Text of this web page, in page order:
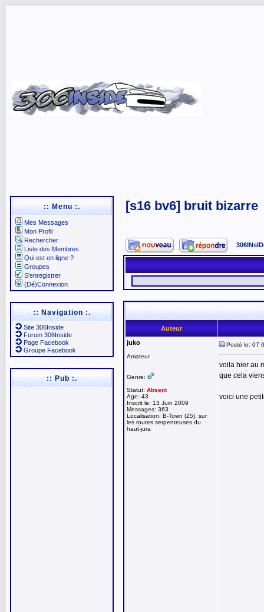
:: Menu :.
Mes Messages
Mon Profil
Rechercher
Liste des Membres
Qui est en ligne ?
Groupes
S'enregistrer
(Dé)Connexion
:: Navigation :.
Site 306Inside
Forum 306Inside
Page Facebook
Groupe Facebook
:: Pub :.
[s16 bv6] bruit bizarre
Auteur
juko
Amateur
Genre:
Statut: Absent
Age: 43
Inscrit le: 13 Juin 2009
Messages: 363
Localisation: B-Town (25), sur
les routes serpenteuses du
haut-jura
Posté le: 07
voila hier au
que cela
voici une